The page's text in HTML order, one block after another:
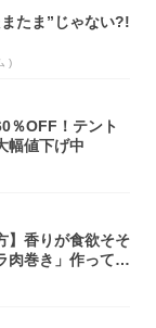
たま”じゃない?!
)
％OFF！テント
幅値下げ中
】香りが食欲そそ
肉巻き」作ってみ